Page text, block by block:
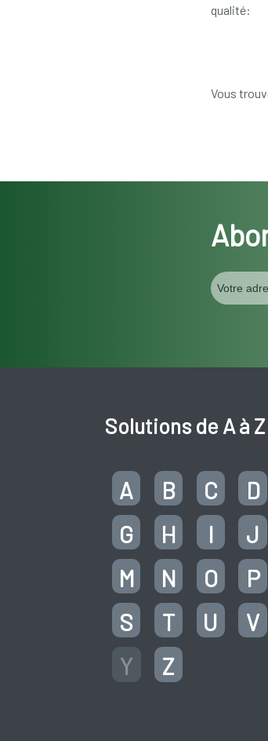
qualité:
Vous
Solutions de A à Z
A B C D
G
H I J
M
N O P
S
T U V
Y
Z